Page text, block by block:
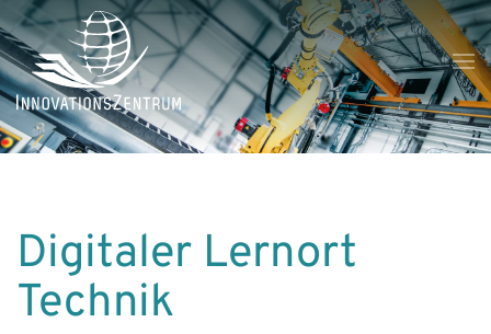
Skip to main content
Digitaler Lernort
Technik